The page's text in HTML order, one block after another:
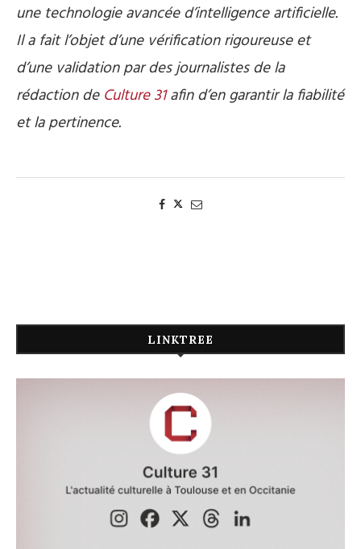
une technologie avancée d’intelligence artificielle.
Il a fait l’objet d’une vérification rigoureuse et
d’une validation par des journalistes de la
rédaction de Culture 31afin d’en garantir la fiabilité
et la pertinence.
LINKTREE